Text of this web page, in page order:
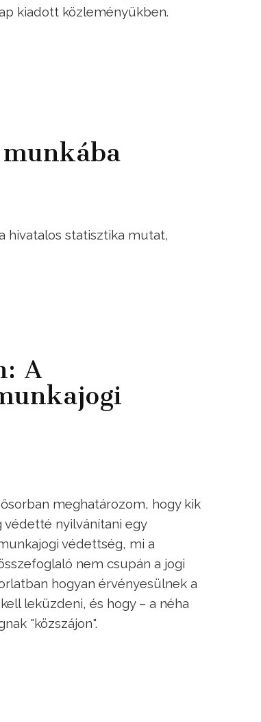
kiadott közleményükben.
hivatalos statisztika mutat,
A
meghatározom, hogy kik
nyilvánítani egy
védettség, mi a
nem csupán a jogi
hogyan érvényesülnek a
leküzdeni, és hogy – a néha
"közszájon".